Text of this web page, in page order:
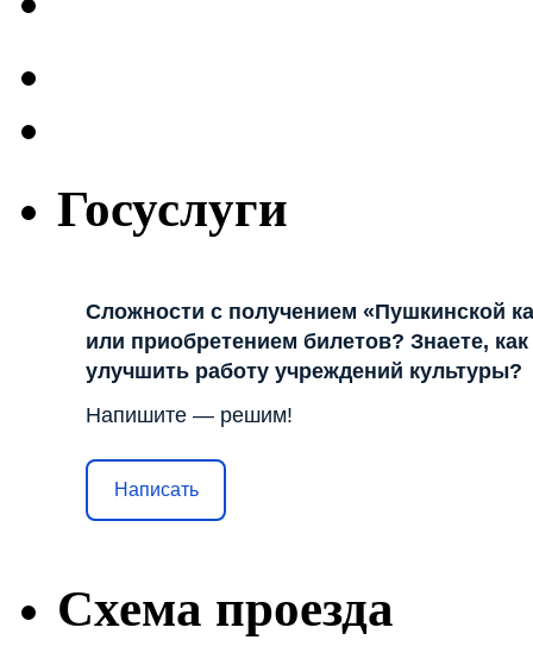
Госуслуги
Сложности с получением «Пушкинской
или приобретением билетов? Знаете, как
улучшить работу учреждений культуры?
Напишите — решим!
Написать
Схема проезда